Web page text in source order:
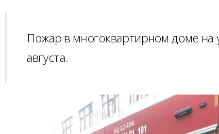
Пожар в многоквартирном доме на
августа.